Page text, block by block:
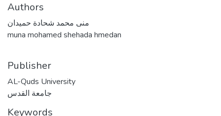
Authors
منى محمد شحادة حميدان
muna mohamed shehada hmedan
Publisher
AL-Quds University
جامعة القدس
Keywords